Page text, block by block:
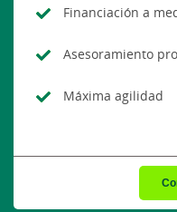
Financiación a
Asesoramiento
Máxima agilidad